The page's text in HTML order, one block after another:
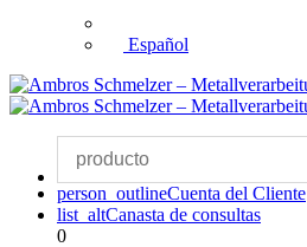
Español
person_outlineCuenta del Cliente
list_altCanasta de consultas
0